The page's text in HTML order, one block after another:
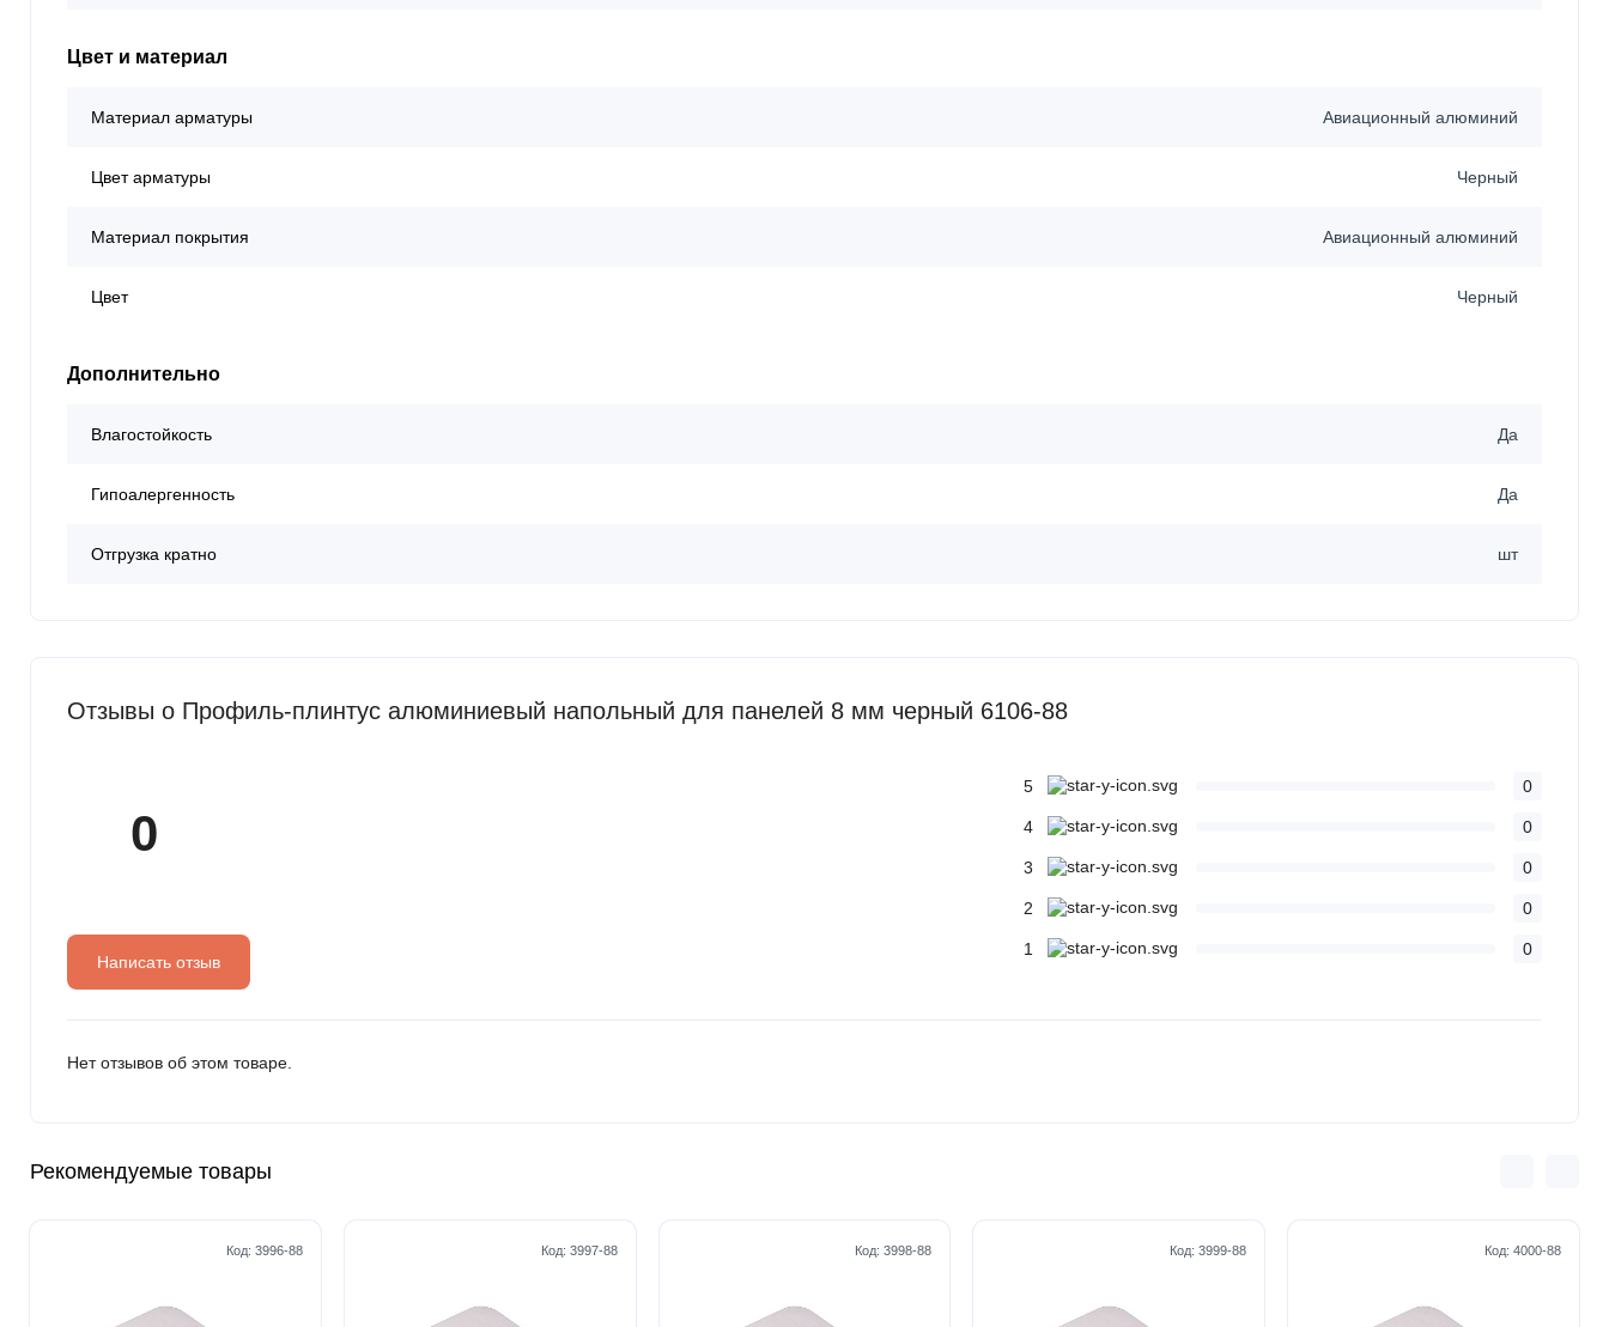
Цвет и материал
Материал арматуры Авиационный алюминий
Цвет арматуры Черный
Материал покрытия Авиационный алюминий
Цвет Черный
Дополнительно
Влагостойкость Да
Гипоалергенность Да
Отгрузка кратно шт
Отзывы о Профиль-плинтус алюминиевый напольный для панелей 8 мм черный 6106-88
0
Написать отзыв
5 0
4 0
3 0
2 0
1 0
Нет отзывов об этом товаре.
Рекомендуемые товары
Код: 3996-88 Код: 3997-88 Код:3998-88 Код:3999-88 Код: 4000-88